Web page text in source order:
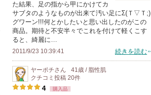
メ
ン
バ
お
た結果、足の指から甲にかけてカ
サブタのようなものが出来て汚い足にΣ(Ｔ▽Ｔ;)
グワーン!!!何とかしたいと思い出したのがこの
商品。期待と不安半々でこれを付けて軽くこす
ると、綺麗に…
2011/9/23 10:39:41 続きを読む
ヤーポチさん
41歳 / 脂性肌
クチコミ投稿 20件
4 購入品